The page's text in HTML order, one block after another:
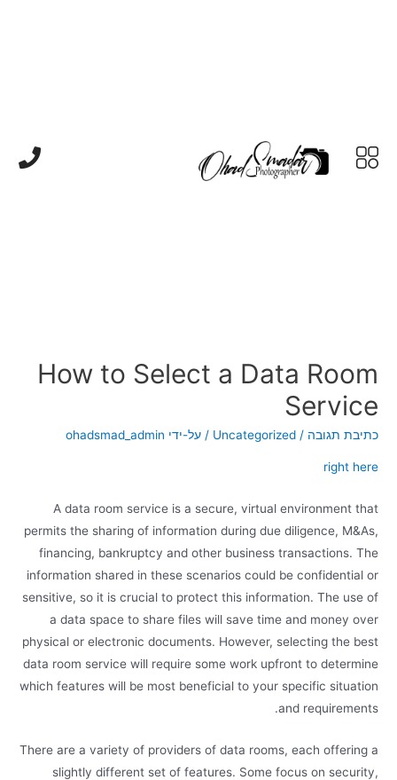
How to Select a Data Room
Service
כתיבת תגובה /
Uncategorized / על-ידי ohadsmad_admin
right here
A data room service is a secure, virtual environment that
permits the sharing of information during due diligence, M&As,
financing, bankruptcy and other business transactions. The
information shared in these scenarios could be confidential or
sensitive, so it is crucial to protect this information. The use of
a data space to share files will save time and money over
physical or electronic documents. However, selecting the best
data room service will require some work upfront to determine
which features will be most beneficial to your specific situation
and requirements.
There are a variety of providers of data rooms, each offering a
slightly different set of features. Some focus on security,